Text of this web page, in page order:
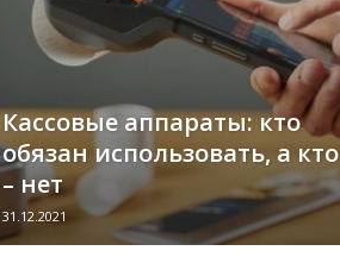
Кассовые аппараты: кто
обязан использовать, а кто
– нет
31.12.2021